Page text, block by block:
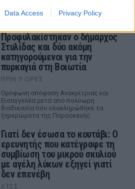
Data Access Privacy Policy
Προφυλακίστηκαν ο δήμαρχος
Στυλίδας και δύο ακόμη
κατηγορούμενοι για την
πυρκαγιά στη Βοιωτία
ΠΡΙΝ 9 ΏΡΕΣ
Ομόφωνη απόφαση Ανακρίτριας και
Εισαγγελέα μετά από πολύωρη
διαδικασία που ολοκληρώθηκε τα
ξημερώματα της Παρασκευής
Γιατί δεν έσωσα το κουτάβι: Ο
ερευνητής που κατέγραφε τη
συμβίωση του μικρού σκυλιού
με αγέλη λύκων εξηγεί γιατί
δεν επενέβη
ΧΤΕΣ